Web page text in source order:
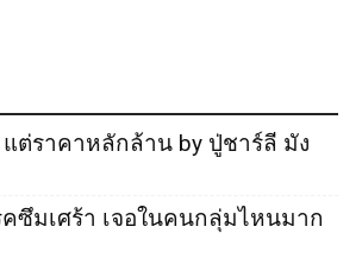
ต่ราคาหลักล้าน by ปู่ชาร์ลี มัง
คซึมเศร้า เจอในคนกลุ่มไหนมาก